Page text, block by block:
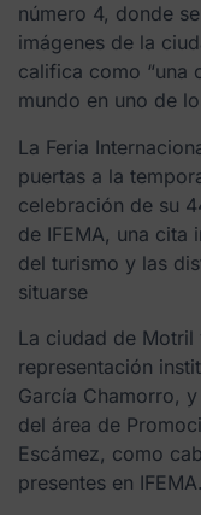
número 4, donde
imágenes de la
califica como “una
mundo en uno de
La Feria
puertas a la
celebración de su
de IFEMA, una cita
del turismo y las
situarse
La ciudad de Motril
representación
García Chamorro,
del área de
Escámez, como
presentes en IFEMA.